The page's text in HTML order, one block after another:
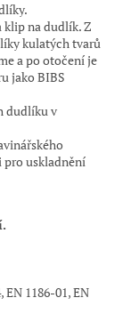
klip na dudlík. Z
kulatých tvarů
a po otočení je
jako BIBS
dudlíku v
pro uskladnění
1186-01, EN